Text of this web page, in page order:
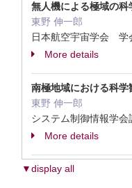
無人機による極域の科
東野 伸一郎
日本航空宇宙学会
More details
南極地域における科学
東野 伸一郎
システム制御情報学
More details
▼display all